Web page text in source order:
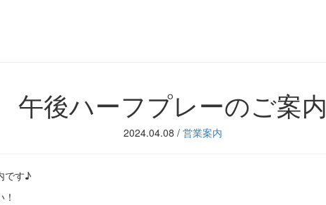
午後ハーフプレーのご案内
2024.04.08 / 営業案内
です♪